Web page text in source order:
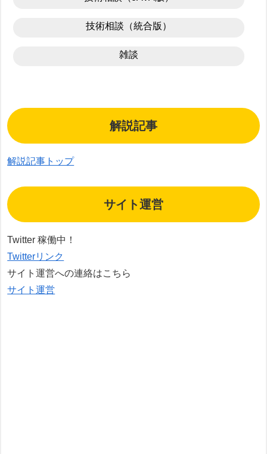
技術相談（統合版）
雑談
解説記事
解説記事トップ
サイト運営
Twitter 稼働中！
Twitterリンク
サイト運営への連絡はこちら
サイト運営